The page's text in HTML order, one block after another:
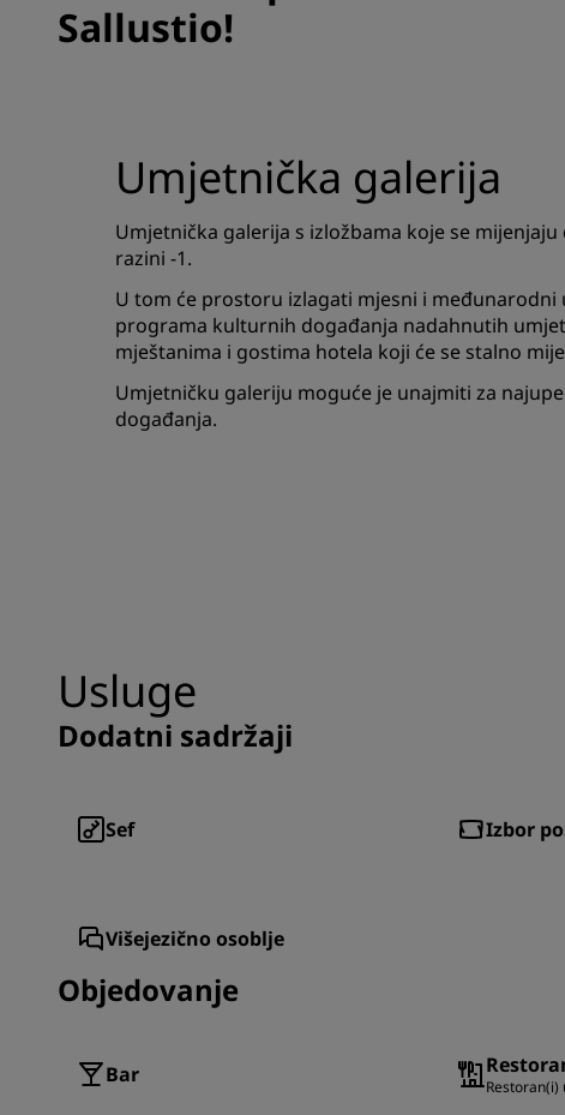
Sallustio!
Umjetnička galerija
Umjetnička galerija s izložbama koje se
razini -1.
U tom će prostoru izlagati mjesni i međunarodni
programa kulturnih događanja nadahnutih
mještanima i gostima hotela koji će se stalno
Umjetničku galeriju moguće je unajmiti za
događanja.
Usluge
Dodatni sadržaji
Sef Izbor
Višejezično osoblje
Objedovanje
Bar Restoran(i)